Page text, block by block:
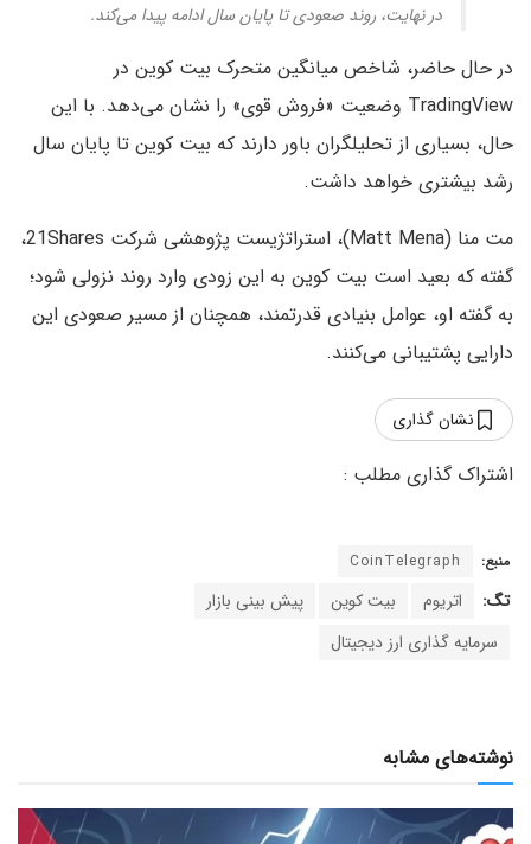
در نهایت، روند صعودی تا پایان سال ادامه پیدا می‌کند.
در حال حاضر، شاخص میانگین متحرک بیت‌ کوین در
TradingView وضعیت «فروش قوی» را نشان می‌دهد. با این
حال، بسیاری از تحلیلگران باور دارند که بیت‌ کوین تا پایان سال
رشد بیشتری خواهد داشت.
مت منا (Matt Mena)، استراتژیست پژوهشی شرکت 21Shares،
گفته که بعید است بیت‌ کوین به این زودی وارد روند نزولی شود؛
به گفته او، عوامل بنیادی قدرتمند، همچنان از مسیر صعودی این
دارایی پشتیبانی می‌کنند.
نشان گذاری
منبع: CoinTelegraph
تگ: اتریوم بیت کوین
پیش بینی بازار
سرمایه گذاری ارز دیجیتال
نوشته‌های مشابه